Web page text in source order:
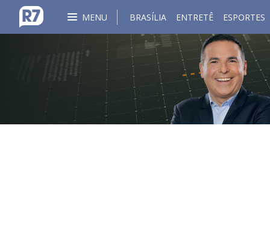
MENU BRASÍLIA ENTRETÊ ESPORTES